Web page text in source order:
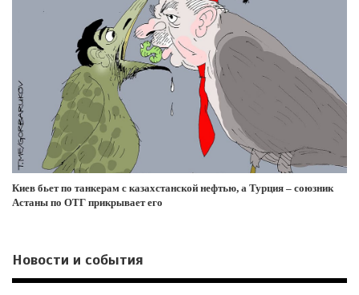
Киев бьет по танкерам с казахстанской нефтью, а Турция – союзник
Астаны по ОТГ прикрывает его
Новости и события